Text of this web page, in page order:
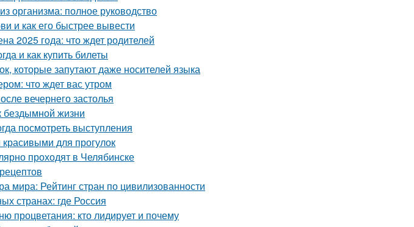
организма: полное руководство
и как его быстрее вывести
2025 года: что ждет родителей
и как купить билеты
которые запутают даже носителей языка
что ждет вас утром
вечернего застолья
бездымной жизни
посмотреть выступления
для прогулок
проходят в Челябинске
мира: Рейтинг стран по цивилизованности
странах: где Россия
процветания: кто лидирует и почему